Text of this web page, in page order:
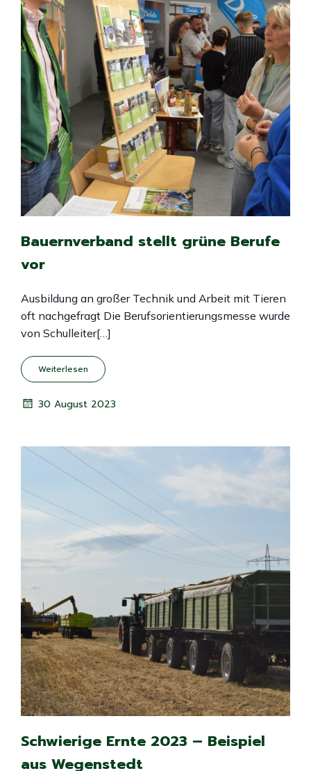
Bauernverband stellt grüne Berufe
vor
Ausbildung an großer Technik und Arbeit mit Tieren
oft nachgefragt Die Berufsorientierungsmesse wurde
von Schulleiter[…]
Weiterlesen
30 August 2023
Schwierige Ernte 2023 – Beispiel
aus Wegenstedt